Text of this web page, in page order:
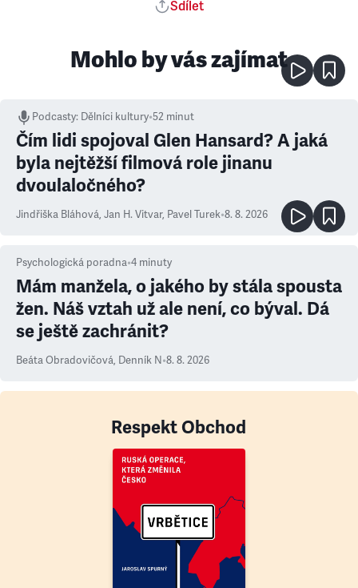
Sdílet
Mohlo by vás zajímat
Podcasty: Dělníci kultury•52 minut
Čím lidi spojoval Glen Hansard? A jaká
byla nejtěžší filmová role jinanu
dvoulaločného?
Jindřiška Bláhová, Jan H. Vitvar, Pavel Turek•8. 8. 2026
Psychologická poradna•4 minuty
Mám manžela, o jakého by stála spousta
žen. Náš vztah už ale není, co býval. Dá
se ještě zachránit?
Beáta Obradovičová, Denník N•8. 8. 2026
Respekt Obchod